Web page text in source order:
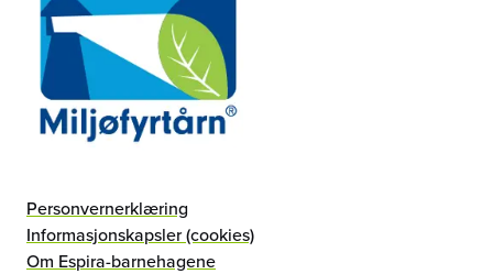
Personvernerklæring
Informasjonskapsler (cookies)
Om Espira-barnehagene